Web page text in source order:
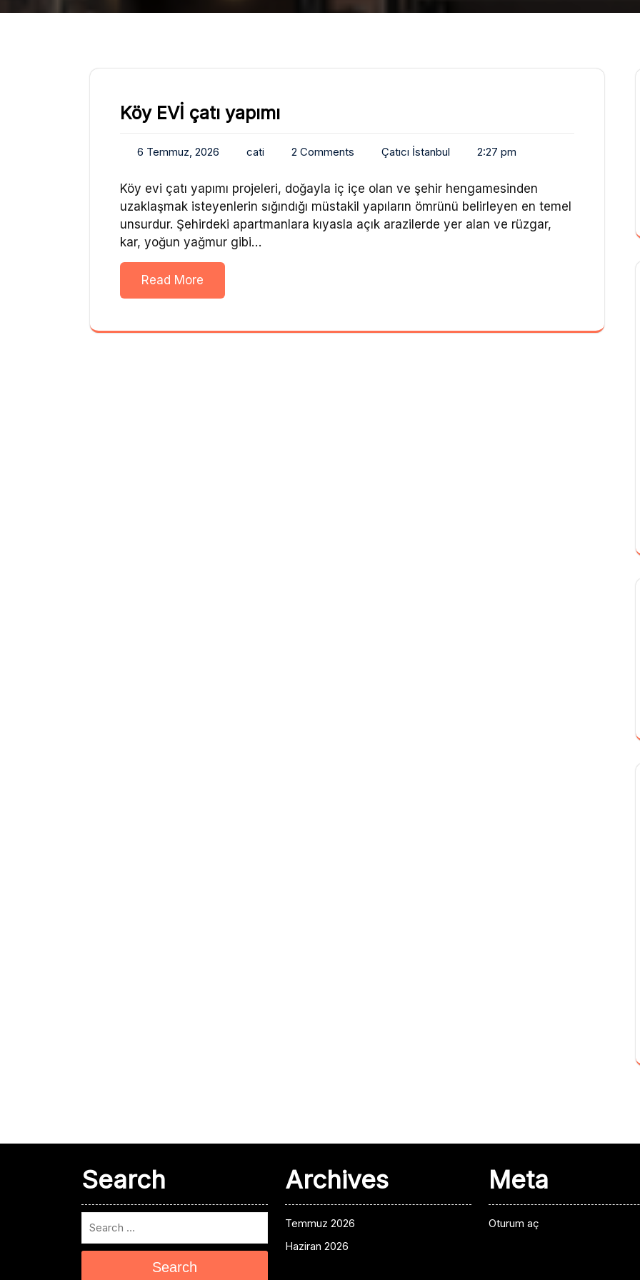
Köy EVİ çatı yapımı
6 Temmuz, 2026 cati 2 Comments Çatıcı İstanbul 2:27 pm
Köy evi çatı yapımı projeleri, doğayla iç içe olan ve şehir hengamesinden
uzaklaşmak isteyenlerin sığındığı müstakil yapıların ömrünü belirleyen en temel
unsurdur. Şehirdeki apartmanlara kıyasla açık arazilerde yer alan ve rüzgar,
kar, yoğun yağmur gibi…
Read More
Search
Search
Archives
Temmuz 2026
Haziran 2026
Meta
Oturum aç